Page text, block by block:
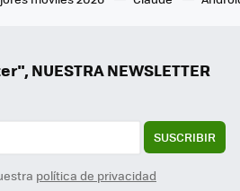
NUESTRA NEWSLETTER
SUSCRIBIR
política de privacidad